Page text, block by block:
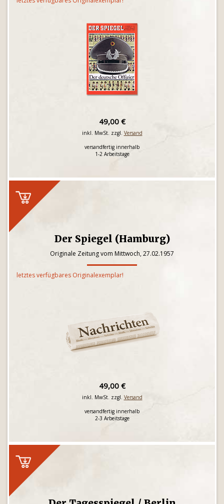
49,00 €
inkl. MwSt. zzgl. Versand
versandfertig innerhalb
1-2 Arbeitstage
Der Spiegel (Hamburg)
Originale Zeitung vom Mittwoch, 27.02.1957
letztes verfügbares Originalexemplar!
49,00 €
inkl. MwSt. zzgl. Versand
versandfertig innerhalb
2-3 Arbeitstage